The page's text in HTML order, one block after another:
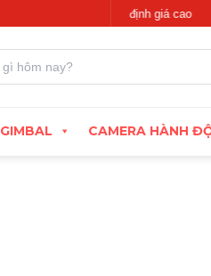
Thu cũ đổi mới, định giá cao
GIMBAL CAMERA HÀNH